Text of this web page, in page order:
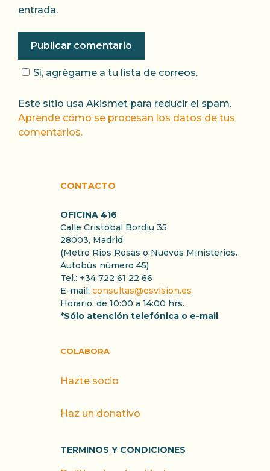
entrada.
Sí, agrégame a tu lista de correos.
Este sitio usa Akismet para reducir el spam.
Aprende cómo se procesan los datos de tus
comentarios.
CONTACTO
OFICINA 416
Calle Cristóbal Bordiu 35
28003, Madrid.
(Metro Rios Rosas o Nuevos Ministerios.
Autobús número 45)
Tel.: +34 722 61 22 66
E-mail: consultas@esvision.es
Horario: de 10:00 a 14:00 hrs.
*Sólo atención telefónica o e-mail
COLABORA
Hazte socio
Haz un donativo
TERMINOS Y CONDICIONES